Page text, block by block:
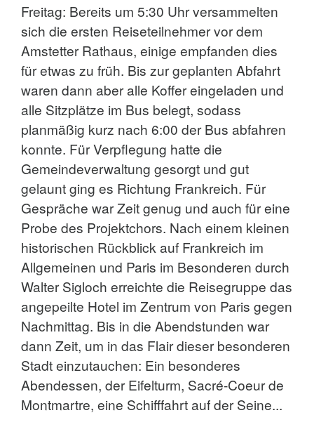
Freitag: Bereits um 5:30 Uhr versammelten
sich die ersten Reiseteilnehmer vor dem
Amstetter Rathaus, einige empfanden dies
für etwas zu früh. Bis zur geplanten Abfahrt
waren dann aber alle Koffer eingeladen und
alle Sitzplätze im Bus belegt, sodass
planmäßig kurz nach 6:00 der Bus abfahren
konnte. Für Verpflegung hatte die
Gemeindeverwaltung gesorgt und gut
gelaunt ging es Richtung Frankreich. Für
Gespräche war Zeit genug und auch für eine
Probe des Projektchors. Nach einem kleinen
historischen Rückblick auf Frankreich im
Allgemeinen und Paris im Besonderen durch
Walter Sigloch erreichte die Reisegruppe das
angepeilte Hotel im Zentrum von Paris gegen
Nachmittag. Bis in die Abendstunden war
dann Zeit, um in das Flair dieser besonderen
Stadt einzutauchen: Ein besonderes
Abendessen, der Eifelturm, Sacré-Coeur de
Montmartre, eine Schifffahrt auf der Seine...